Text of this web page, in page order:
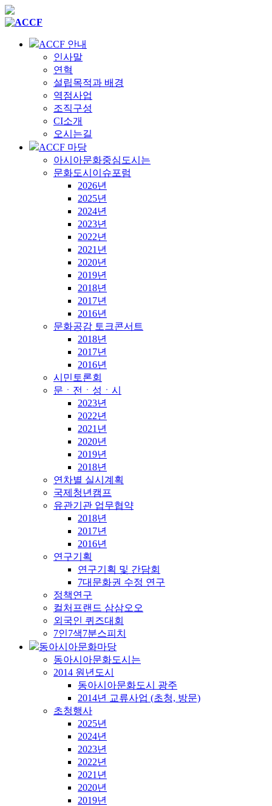
ACCF 안내
인사말
연혁
설립목적과 배경
역점사업
조직구성
CI소개
오시는길
ACCF 마당
아시아문화중심도시는
문화도시이슈포럼
2026년
2025년
2024년
2023년
2022년
2021년
2020년
2019년
2018년
2017년
2016년
문화공감 토크콘서트
2018년
2017년
2016년
시민토론회
문ㆍ전ㆍ성ㆍ시
2023년
2022년
2021년
2020년
2019년
2018년
연차별 실시계획
국제청년캠프
유관기관 업무협약
2018년
2017년
2016년
연구기획
연구기획 및 간담회
7대문화권 수정 연구
정책연구
컬처프랜드 삼삼오오
외국인 퀴즈대회
7인7색7분스피치
동아시아문화마당
동아시아문화도시는
2014 원년도시
동아시아문화도시 광주
2014년 교류사업 (초청, 방문)
초청행사
2025년
2024년
2023년
2022년
2021년
2020년
2019년